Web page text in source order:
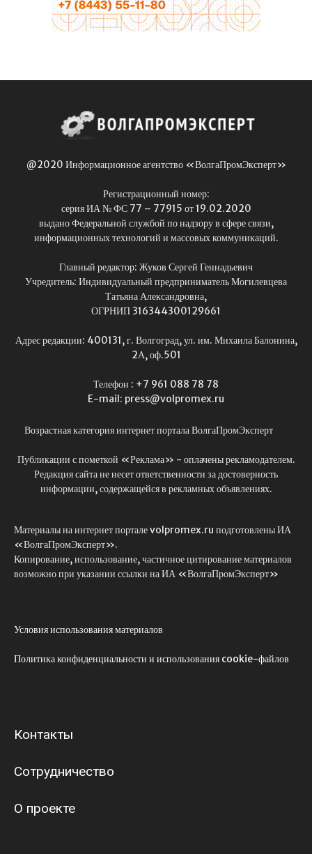
@2020 Информационное агентство «ВолгаПромЭксперт»
Регистрационный номер:
серия ИА № ФС 77 – 77915 от 19.02.2020
выдано Федеральной службой по надзору в сфере связи,
информационных технологий и массовых коммуникаций.
Главный редактор: Жуков Сергей Геннадьевич
Учредитель: Индивидуальный предприниматель Могилевцева
Татьяна Александровна,
ОГРНИП 316344300129661
Адрес редакции: 400131, г. Волгоград, ул. им. Михаила Балонина,
2А, оф.501
Телефон : +7 961 088 78 78
E-mail: press@volpromex.ru
Возрастная категория интернет портала ВолгаПромЭксперт
Публикации с пометкой «Реклама» - оплачены рекламодателем.
Редакция сайта не несет ответственности за достоверность
информации, содержащейся в рекламных объявлениях.
Материалы на интернет портале volpromex.ru подготовлены ИА
«ВолгаПромЭксперт».
Копирование, использование, частичное цитирование материалов
возможно при указании ссылки на ИА «ВолгаПромЭксперт»
Условия использования материалов
Политика конфиденциальности и использования cookie-файлов
Контакты
Сотрудничество
О проекте